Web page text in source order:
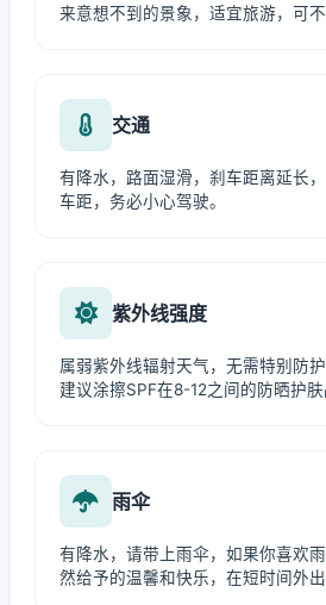
来意想不到的景象，适宜旅游，可不
交通
有降水，路面湿滑，刹车距离延长
车距，务必小心驾驶。
紫外线强度
属弱紫外线辐射天气，无需特别防护
建议涂擦SPF在8-12之间的防晒护肤
雨伞
有降水，请带上雨伞，如果你喜欢
然给予的温馨和快乐，在短时间外出